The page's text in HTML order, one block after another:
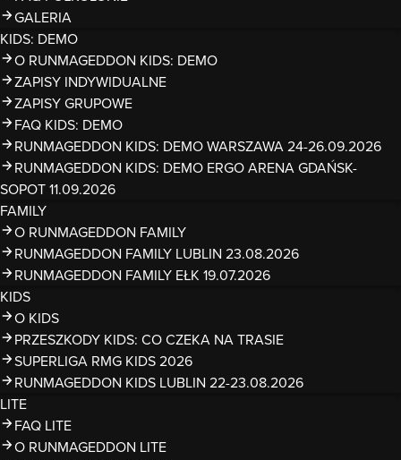
GALERIA
KIDS: DEMO
O RUNMAGEDDON KIDS: DEMO
ZAPISY INDYWIDUALNE
ZAPISY GRUPOWE
FAQ KIDS: DEMO
RUNMAGEDDON KIDS: DEMO WARSZAWA 24-26.09.2026
RUNMAGEDDON KIDS: DEMO ERGO ARENA GDAŃSK-
SOPOT 11.09.2026
FAMILY
O RUNMAGEDDON FAMILY
RUNMAGEDDON FAMILY LUBLIN 23.08.2026
RUNMAGEDDON FAMILY EŁK 19.07.2026
KIDS
O KIDS
PRZESZKODY KIDS: CO CZEKA NA TRASIE
SUPERLIGA RMG KIDS 2026
RUNMAGEDDON KIDS LUBLIN 22-23.08.2026
LITE
FAQ LITE
O RUNMAGEDDON LITE